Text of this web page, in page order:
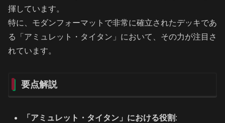
揮しています。
特に、モダンフォーマットで非常に確立されたデッキであ
る「アミュレット・タイタン」において、その力が注目さ
れています。
要点解説
「アミュレット・タイタン」における役割: